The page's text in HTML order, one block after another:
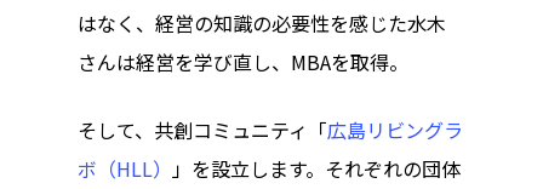
はなく、経営の知識の必要性を感じた水木
さんは経営を学び直し、MBAを取得。
そして、共創コミュニティ「広島リビングラ
ボ（HLL）」を設立します。それぞれの団体